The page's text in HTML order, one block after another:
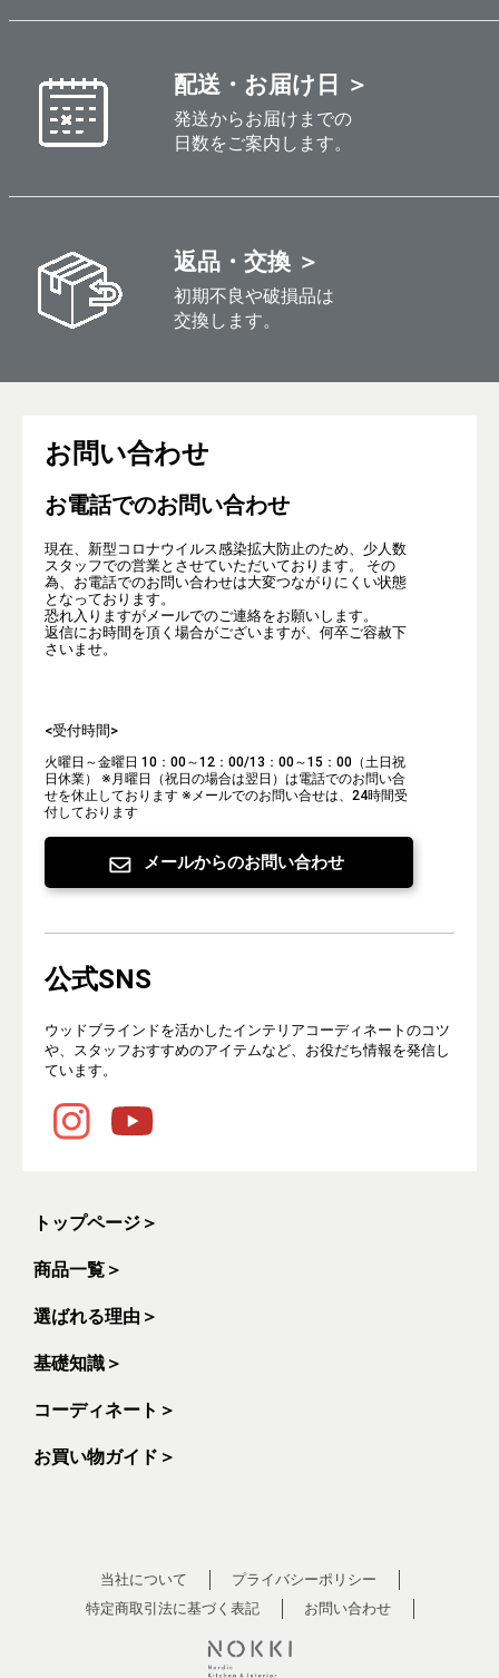
配送・お届け日 ＞
発送からお届けまでの
日数をご案内します。
返品・交換 ＞
初期不良や破損品は
交換します。
お問い合わせ
お電話でのお問い合わせ
現在、新型コロナウイルス感染拡大防止のため、少人数
スタッフでの営業とさせていただいております。 その
為、お電話でのお問い合わせは大変つながりにくい状態
となっております。
恐れ入りますがメールでのご連絡をお願いします。
返信にお時間を頂く場合がございますが、何卒ご容赦下
さいませ。
<受付時間>
火曜日～金曜日 10：00～12：00/13：00～15：00（土日祝
日休業）
※月曜日（祝日の場合は翌日）は電話でのお問い合
せを休止しております ※メールでのお問い合せは、24時間受
付しております
メールからのお問い合わせ
公式SNS
ウッドブラインドを活かしたインテリアコーディネートのコツ
や、スタッフおすすめのアイテムなど、お役だち情報を発信し
ています。
トップページ ＞
商品一覧 ＞
選ばれる理由 ＞
基礎知識 ＞
コーディネート ＞
お買い物ガイド ＞
当社について
プライバシーポリシー
特定商取引法に基づく表記
お問い合わせ